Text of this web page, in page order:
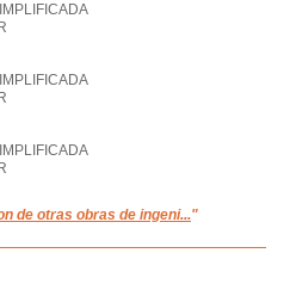
de otras obras de ingeni..."